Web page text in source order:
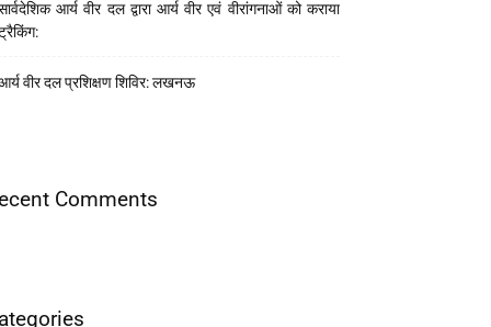
आर्य वीर दल द्वारा आर्य वीर एवं वीरांगनाओं को कराया
वीर दल प्रशिक्षण शिविर: लखनऊ
Comments